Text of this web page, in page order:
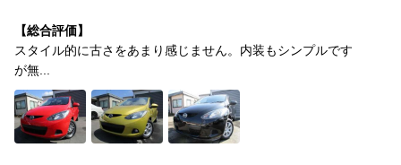
【総合評価】
スタイル的に古さをあまり感じません。内装もシンプルです
が無...